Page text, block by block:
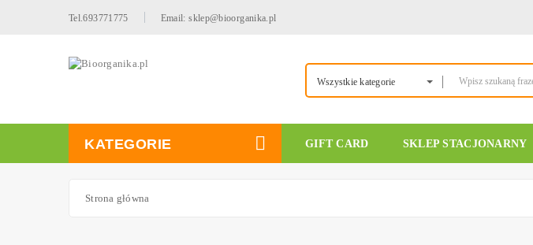
Tel.693771775 Email: sklep@bioorganika.pl
Wszystkie kategorie
KATEGORIE GIFT CARD SKLEP STACJONARNY
Strona główna